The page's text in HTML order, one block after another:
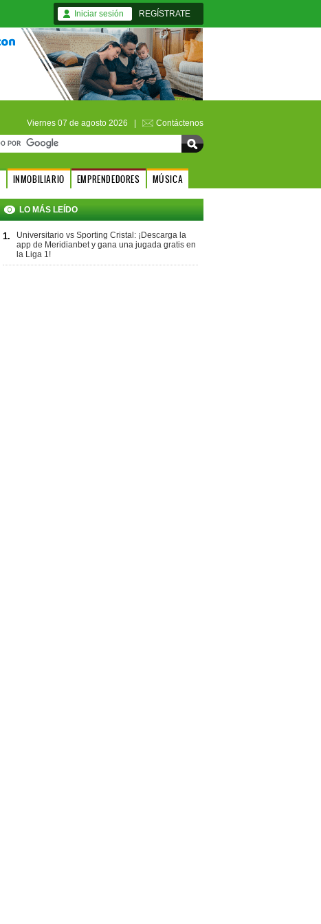
Iniciar sesión REGÍSTRATE
Viernes 07 de agosto 2026 | Contáctenos
INMOBILIARIO EMPRENDEDORES MÚSICA
LO MÁS LEÍDO
1.
Universitario vs Sporting Cristal: ¡Descarga la
app de Meridianbet y gana una jugada gratis en
la Liga 1!